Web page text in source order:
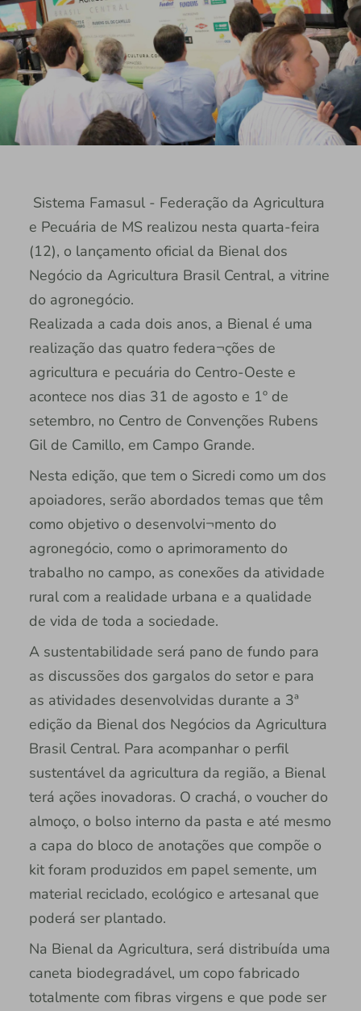
Sistema Famasul - Federação da Agricultura
e Pecuária de MS realizou nesta quarta-feira
(12), o lançamento oficial da Bienal dos
Negócio da Agricultura Brasil Central, a vitrine
do agronegócio.
Realizada a cada dois anos, a Bienal é uma
realização das quatro federa¬ções de
agricultura e pecuária do Centro-Oeste e
acontece nos dias 31 de agosto e 1º de
setembro, no Centro de Convenções Rubens
Gil de Camillo, em Campo Grande.
Nesta edição, que tem o Sicredi como um dos
apoiadores, serão abordados temas que têm
como objetivo o desenvolvi¬mento do
agronegócio, como o aprimoramento do
trabalho no campo, as conexões da atividade
rural com a realidade urbana e a qualidade
de vida de toda a sociedade.
A sustentabilidade será pano de fundo para
as discussões dos gargalos do setor e para
as atividades desenvolvidas durante a 3ª
edição da Bienal dos Negócios da Agricultura
Brasil Central. Para acompanhar o perfil
sustentável da agricultura da região, a Bienal
terá ações inovadoras. O crachá, o voucher do
almoço, o bolso interno da pasta e até mesmo
a capa do bloco de anotações que compõe o
kit foram produzidos em papel semente, um
material reciclado, ecológico e artesanal que
poderá ser plantado.
Na Bienal da Agricultura, será distribuída uma
caneta biodegradável, um copo fabricado
totalmente com fibras virgens e que pode ser